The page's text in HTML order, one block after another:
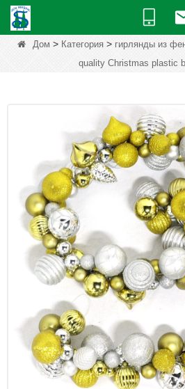
Дом > Категория> гирлянды из
quality Christmas plastic